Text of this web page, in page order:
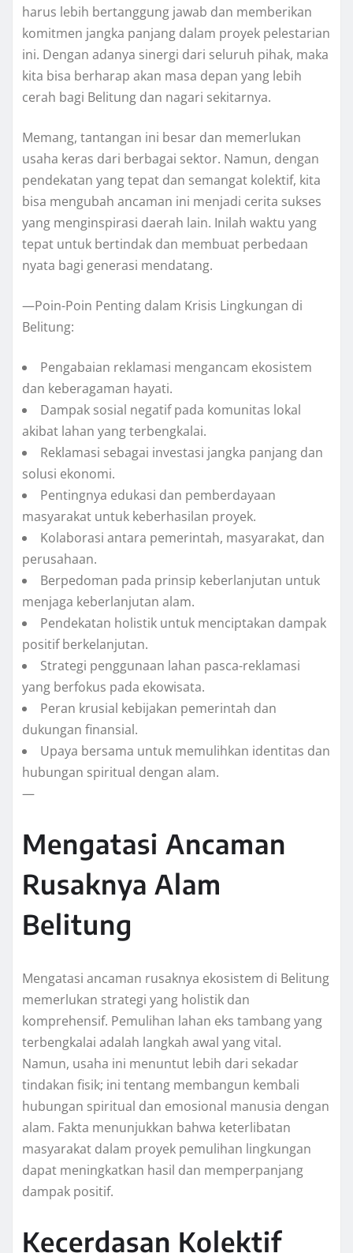
harus lebih bertanggung jawab dan memberikan
komitmen jangka panjang dalam proyek pelestarian
ini. Dengan adanya sinergi dari seluruh pihak, maka
kita bisa berharap akan masa depan yang lebih
cerah bagi Belitung dan nagari sekitarnya.
Memang, tantangan ini besar dan memerlukan
usaha keras dari berbagai sektor. Namun, dengan
pendekatan yang tepat dan semangat kolektif, kita
bisa mengubah ancaman ini menjadi cerita sukses
yang menginspirasi daerah lain. Inilah waktu yang
tepat untuk bertindak dan membuat perbedaan
nyata bagi generasi mendatang.
—Poin-Poin Penting dalam Krisis Lingkungan di
Belitung:
Pengabaian reklamasi mengancam ekosistem
dan keberagaman hayati.
Dampak sosial negatif pada komunitas lokal
akibat lahan yang terbengkalai.
Reklamasi sebagai investasi jangka panjang dan
solusi ekonomi.
Pentingnya edukasi dan pemberdayaan
masyarakat untuk keberhasilan proyek.
Kolaborasi antara pemerintah, masyarakat, dan
perusahaan.
Berpedoman pada prinsip keberlanjutan untuk
menjaga keberlanjutan alam.
Pendekatan holistik untuk menciptakan dampak
positif berkelanjutan.
Strategi penggunaan lahan pasca-reklamasi
yang berfokus pada ekowisata.
Peran krusial kebijakan pemerintah dan
dukungan finansial.
Upaya bersama untuk memulihkan identitas dan
hubungan spiritual dengan alam.
—
Mengatasi Ancaman
Rusaknya Alam
Belitung
Mengatasi ancaman rusaknya ekosistem di Belitung
memerlukan strategi yang holistik dan
komprehensif. Pemulihan lahan eks tambang yang
terbengkalai adalah langkah awal yang vital.
Namun, usaha ini menuntut lebih dari sekadar
tindakan fisik; ini tentang membangun kembali
hubungan spiritual dan emosional manusia dengan
alam. Fakta menunjukkan bahwa keterlibatan
masyarakat dalam proyek pemulihan lingkungan
dapat meningkatkan hasil dan memperpanjang
dampak positif.
Kecerdasan Kolektif